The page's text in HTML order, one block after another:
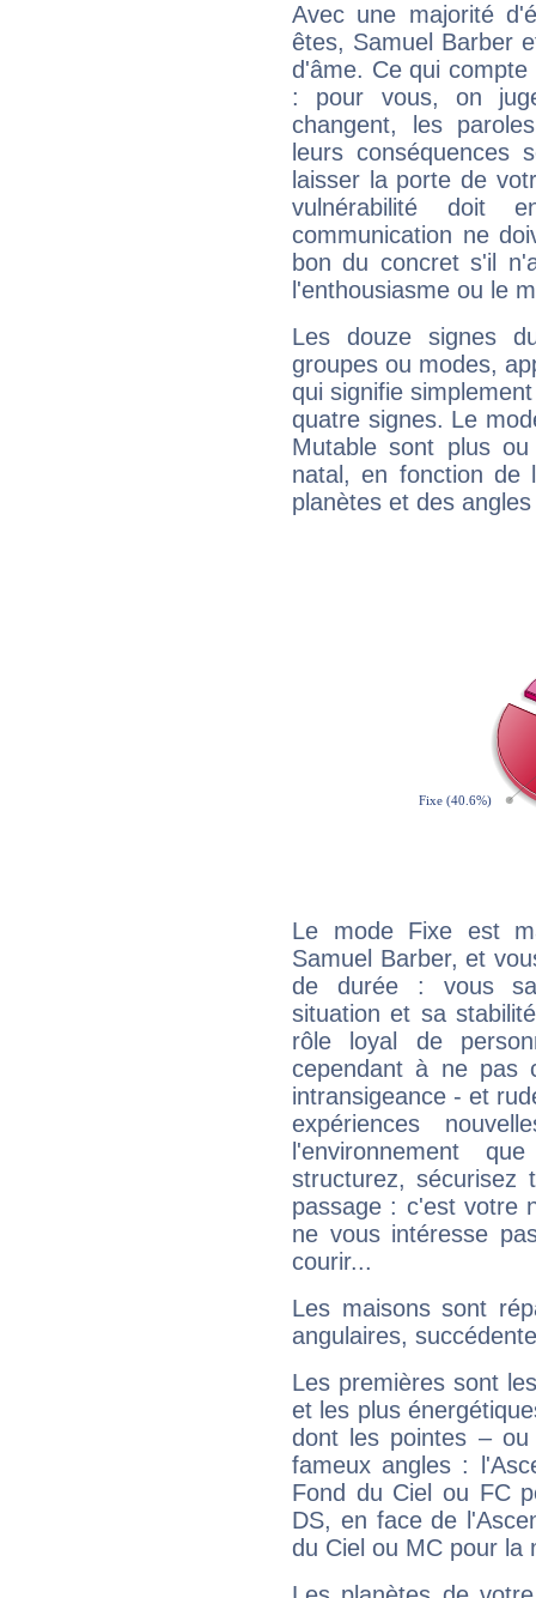
Avec une majorité
êtes, Samuel Barber
d'âme. Ce qui
: pour vous, on
changent, les
leurs conséquences
laisser la porte de
vulnérabilité doit
communication ne
bon du concret s'il
l'enthousiasme ou le
Les douze signes
groupes ou modes,
qui signifie
quatre signes. Le
Mutable sont plus
natal, en fonction de
planètes et des
Le mode Fixe est
Samuel Barber, et
de durée : vous
situation et sa
rôle loyal de
cependant à ne pas
intransigeance - et
expériences
l'environnement
structurez, sécurisez
passage : c'est votre
ne vous intéresse
courir...
Les maisons sont
angulaires,
Les premières sont
et les plus
dont les pointes –
fameux angles :
Fond du Ciel ou FC
DS, en face de
du Ciel ou MC pour la